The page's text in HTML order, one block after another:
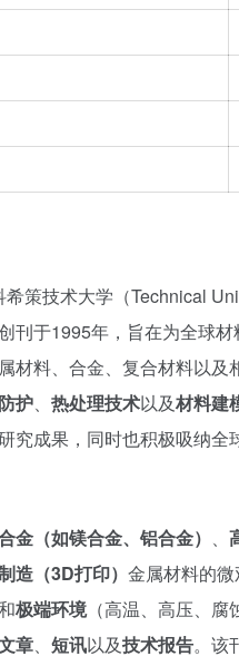
策技术大学（Technical
刊于1995年，旨在为全球
材料、合金、复合材料以
护、 热处理技术以及材料建
成果，同时也积极吸纳全
金（如镁合金、铝合金） 、
造（3D打印） 金属材料的
极端环境（高温、高压、腐
章、 短讯以及技术报告。该